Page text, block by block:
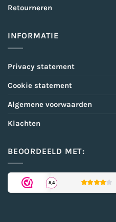
Retourneren
INFORMATIE
Privacy statement
Cookie statement
Algemene voorwaarden
Klachten
BEOORDEELD MET: